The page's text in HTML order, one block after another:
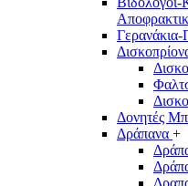
Δονητές
Δράπανα +